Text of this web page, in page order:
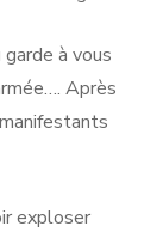
à vous
Après
exploser